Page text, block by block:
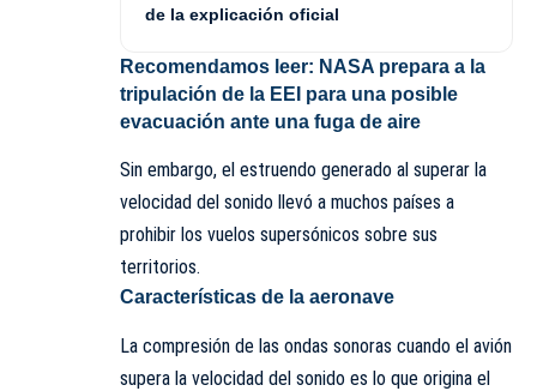
de la explicación oficial
Recomendamos leer: NASA prepara a la
tripulación de la EEI para una posible
evacuación ante una fuga de aire
Sin embargo, el estruendo generado al superar la
velocidad del sonido llevó a muchos países a
prohibir los vuelos supersónicos sobre sus
territorios.
Características de la aeronave
La compresión de las ondas sonoras cuando el avión
supera la velocidad del sonido es lo que origina el